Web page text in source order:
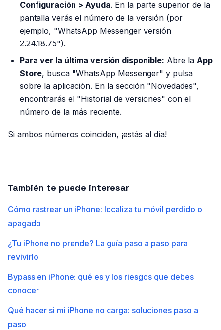
Configuración > Ayuda. En la parte superior de la
pantalla verás el número de la versión (por
ejemplo, "WhatsApp Messenger versión
2.24.18.75").
Para ver la última versión disponible: Abre la App
Store, busca "WhatsApp Messenger" y pulsa
sobre la aplicación. En la sección "Novedades",
encontrarás el "Historial de versiones" con el
número de la más reciente.
Si ambos números coinciden, ¡estás al día!
También te puede interesar
Cómo rastrear un iPhone: localiza tu móvil perdido o
apagado
¿Tu iPhone no prende? La guía paso a paso para
revivirlo
Bypass en iPhone: qué es y los riesgos que debes
conocer
Qué hacer si mi iPhone no carga: soluciones paso a
paso